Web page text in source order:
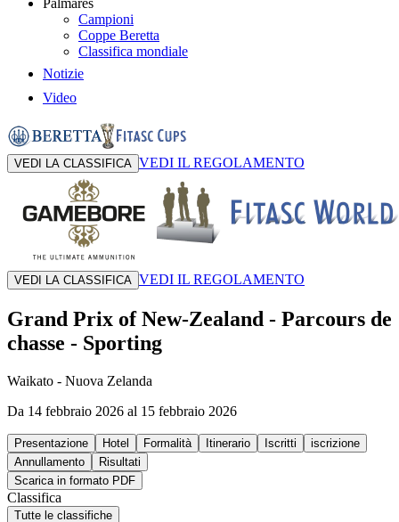
Palmares
Campioni
Coppe Beretta
Classifica mondiale
Notizie
Video
VEDI LA CLASSIFICA VEDI IL REGOLAMENTO
VEDI LA CLASSIFICA VEDI IL REGOLAMENTO
Grand Prix of New-Zealand - Parcours de
chasse - Sporting
Waikato - Nuova Zelanda
Da 14 febbraio 2026 al 15 febbraio 2026
Presentazione Hotel Formalità Itinerario Iscritti
iscrizione
Annullamento
Risultati
Scarica in formato PDF
Classifica
Tutte le classifiche